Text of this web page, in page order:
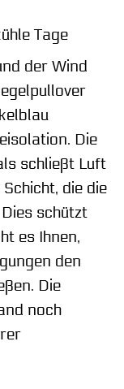
Tage
der Wind
Die
schließt Luft
die die
schützt
es Ihnen,
den
Die
noch